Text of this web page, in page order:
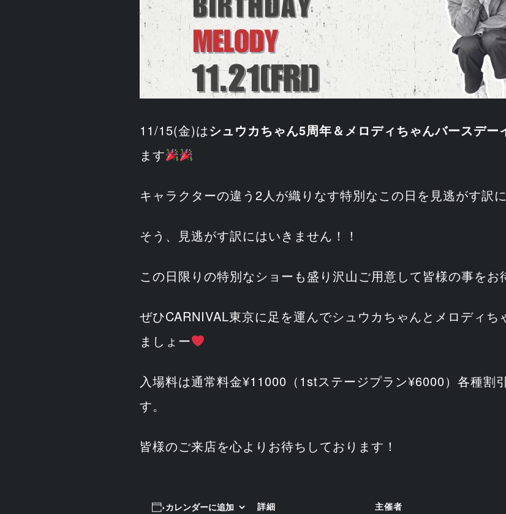
11/15(金)はシュウカちゃん5周年＆メロディちゃんバースデー
ます
キャラクターの違う2人が織りなす特別なこの日を見逃がす訳
そう、見逃がす訳にはいきません！！
この日限りの特別なショーも盛り沢山ご用意して皆様の事を
ぜひCARNIVAL東京に足を運んでシュウカちゃんとメロディち
ましょー
入場料は通常料金¥11000（1stステージプラン¥6000）各種割
す。
皆様のご来店を心よりお待ちしております！
カレンダーに追加
詳細
主催者